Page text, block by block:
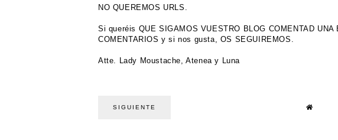
NO QUEREMOS URLS.
Si queréis QUE SIGAMOS VUESTRO BLOG COMENTAD
COMENTARIOS y si nos gusta, OS SEGUIREMOS.
Atte. Lady Moustache, Atenea y Luna
SIGUIENTE